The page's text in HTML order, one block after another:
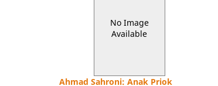
No Image
Available
Ahmad Sahroni: Anak Priok